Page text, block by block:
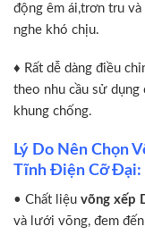
động êm ái,trơn tru
nghe khó chịu.
♦ Rất dễ dàng điều
theo nhu cầu sử dụng
khung chống.
Lý Do Nên Chọn
Tĩnh Điện Cỡ Đại:
• Chất liệu võng xếp
và lưới võng, đem